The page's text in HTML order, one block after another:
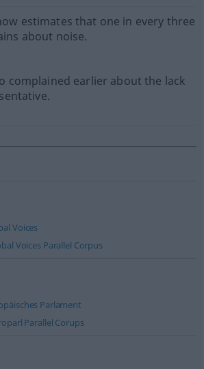
estimates that one in every three
about noise.
complained earlier about the lack
Voices
Voices Parallel Corpus
Parlament
Parallel Corups